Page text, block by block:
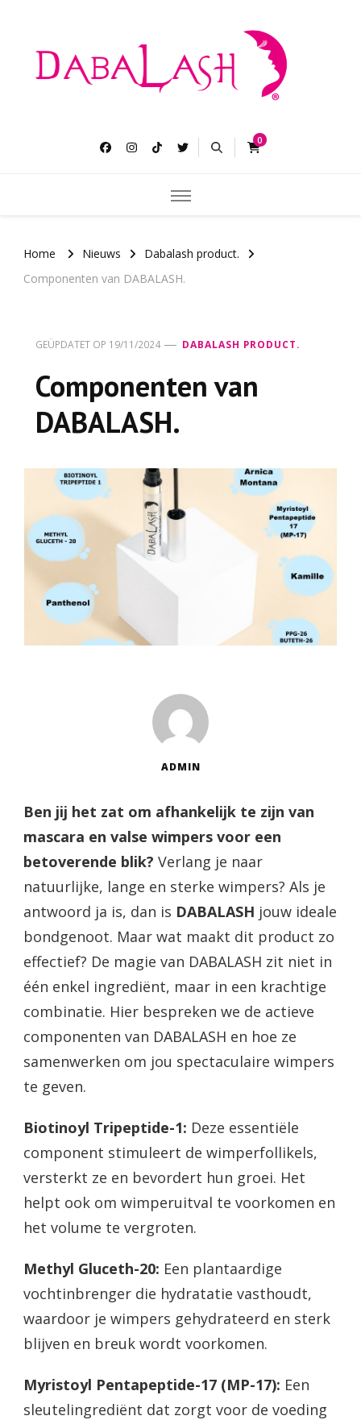
Dabalash
0
Home Nieuws
Dabalash product.
Componenten van DABALASH.
GEÜPDATET OP 19/11/2024 DABALASH PRODUCT.
Componenten van
DABALASH.
ADMIN
Ben jij het zat om afhankelijk te zijn van
mascara en valse wimpers voor een
betoverende blik? Verlang je naar
natuurlijke, lange en sterke wimpers? Als je
antwoord ja is, dan is DABALASH jouw ideale
bondgenoot. Maar wat maakt dit product zo
effectief? De magie van DABALASH zit niet in
één enkel ingrediënt, maar in een krachtige
combinatie. Hier bespreken we de actieve
componenten van DABALASH en hoe ze
samenwerken om jou spectaculaire wimpers
te geven.
Biotinoyl Tripeptide-1: Deze essentiële
component stimuleert de wimperfollikels,
versterkt ze en bevordert hun groei. Het
helpt ook om wimperuitval te voorkomen en
het volume te vergroten.
Methyl Gluceth-20: Een plantaardige
vochtinbrenger die hydratatie vasthoudt,
waardoor je wimpers gehydrateerd en sterk
blijven en breuk wordt voorkomen.
Myristoyl Pentapeptide-17 (MP-17): Een
sleutelingrediënt dat zorgt voor de voeding